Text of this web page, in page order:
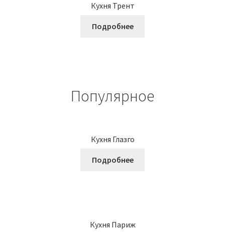
Кухня Трент
Подробнее
Популярное
Кухня Глазго
Подробнее
Кухня Париж